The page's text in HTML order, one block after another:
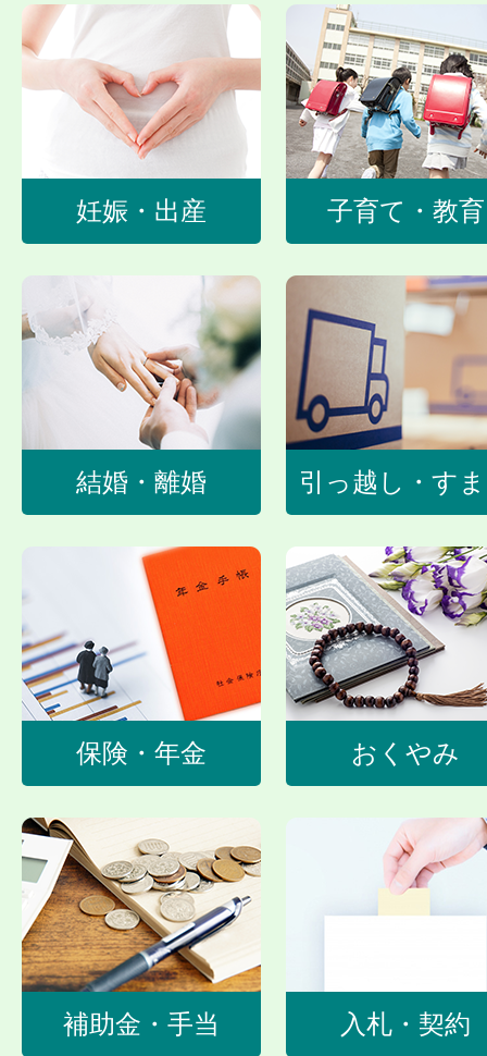
妊娠・出産 子育て・教育
結婚・離婚 引っ越し・す
保険・年金 おくやみ
補助金・手当 入札・契約